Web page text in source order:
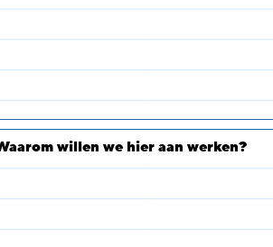
willen we hier aan werken?